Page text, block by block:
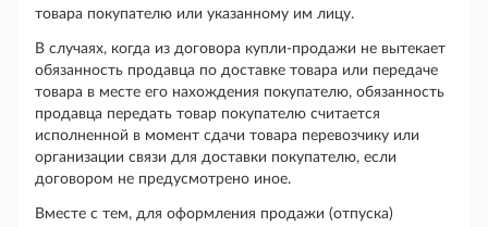
товара покупателю или указанному им лицу.
В случаях, когда из договора купли-продажи не вытекает
обязанность продавца по доставке товара или передаче
товара в месте его нахождения покупателю, обязанность
продавца передать товар покупателю считается
исполненной в момент сдачи товара перевозчику или
организации связи для доставки покупателю, если
договором не предусмотрено иное.
Вместе с тем, для оформления продажи (отпуска)